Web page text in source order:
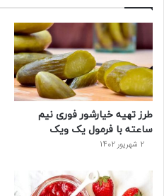
ب
و
ک
ی
ت
ر
طرز تهیه خیارشور فوری نیم
ساعته با فرمول یک ویک
2 شهریور 1402